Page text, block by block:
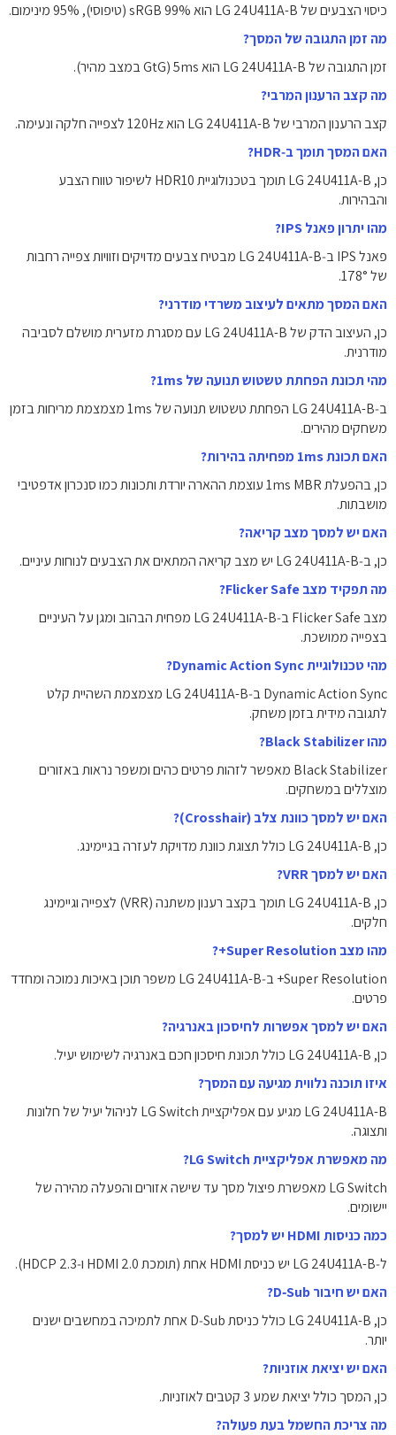
כיסוי הצבעים של LG 24U411A-B הוא ‎sRGB ‎99%‎ (טיפוסי), ‎95%‎ מינימום.
מה זמן התגובה של המסך?
זמן התגובה של LG 24U411A-B הוא ‎5ms‎ (GtG במצב מהיר).
מה קצב הרענון המרבי?
קצב הרענון המרבי של LG 24U411A-B הוא ‎120Hz‎ לצפייה חלקה ונעימה.
האם המסך תומך ב‑HDR?
כן, LG 24U411A-B תומך בטכנולוגיית ‎HDR10‎ לשיפור טווח הצבע
והבהירות.
מהו יתרון פאנל IPS?
פאנל IPS ב‑LG 24U411A-B מבטיח צבעים מדויקים וזוויות צפייה רחבות
של ‎178°‎.
האם המסך מתאים לעיצוב משרדי מודרני?
כן, העיצוב הדק של LG 24U411A-B עם מסגרת מזערית מושלם לסביבה
מודרנית.
מהי תכונת הפחתת טשטוש תנועה של 1ms?
ב‑LG 24U411A-B הפחתת טשטוש תנועה של ‎1ms‎ מצמצמת מריחות בזמן
משחקים מהירים.
האם תכונת 1ms מפחיתה בהירות?
כן, בהפעלת 1ms MBR עוצמת ההארה יורדת ותכונות כמו סנכרון אדפטיבי
מושבתות.
האם יש למסך מצב קריאה?
כן, ב‑LG 24U411A-B יש מצב קריאה המתאים את הצבעים לנוחות עיניים.
מה תפקיד מצב Flicker Safe?
מצב Flicker Safe ב‑LG 24U411A-B מפחית הבהוב ומגן על העיניים
בצפייה ממושכת.
מהי טכנולוגיית Dynamic Action Sync?
Dynamic Action Sync ב‑LG 24U411A-B מצמצמת השהיית קלט
לתגובה מידית בזמן משחק.
מהו Black Stabilizer?
Black Stabilizer מאפשר לזהות פרטים כהים ומשפר נראות באזורים
מוצללים במשחקים.
האם יש למסך כוונת צלב (Crosshair)?
כן, LG 24U411A-B כולל תצוגת כוונת מדויקת לעזרה בגיימינג.
האם יש למסך VRR?
כן, LG 24U411A-B תומך בקצב רענון משתנה (VRR) לצפייה וגיימינג
חלקים.
מהו מצב Super Resolution+?
Super Resolution+ ב‑LG 24U411A-B משפר תוכן באיכות נמוכה ומחדד
פרטים.
האם יש למסך אפשרות לחיסכון באנרגיה?
כן, LG 24U411A-B כולל תכונת חיסכון חכם באנרגיה לשימוש יעיל.
איזו תוכנה נלווית מגיעה עם המסך?
LG 24U411A-B מגיע עם אפליקציית LG Switch לניהול יעיל של חלונות
ותצוגה.
מה מאפשרת אפליקציית LG Switch?
LG Switch מאפשרת פיצול מסך עד שישה אזורים והפעלה מהירה של
יישומים.
כמה כניסות HDMI יש למסך?
ל‑LG 24U411A-B יש כניסת HDMI אחת (תומכת HDMI ‎2.0‎ ו‑HDCP ‎2.3‎).
האם יש חיבור D‑Sub?
כן, LG 24U411A-B כולל כניסת D‑Sub אחת לתמיכה במחשבים ישנים
יותר.
האם יש יציאת אוזניות?
כן, המסך כולל יציאת שמע 3 קטבים לאוזניות.
מה צריכת החשמל בעת פעולה?